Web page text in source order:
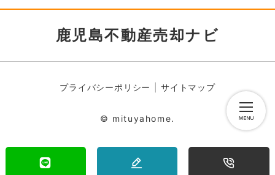
鹿児島不動産売却ナビ
プライバシーポリシー サイトマップ
© mituyahome.